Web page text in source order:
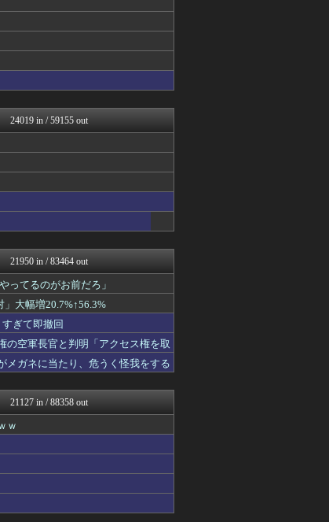
イエット速報＠2ちゃんね...
ジタルニューススレッド
ニ速
学ニュースnwk
Vtuberまとめるよ～ん
ンテンツ・声優 | ラブ...
速報
んわかMkⅡ
きゅ速(*´ω`*)人(...
【サッカー まとめ】サカラ...
国難にあってもの申す！！
ルファルファモザイク＠ネ...
ーバージョイド！
速報
くモノニュース : 人生...
外の反応スポーツ
んJ PRIDE
みあげチャ～シュ～
わんこーる速報！
ナ速‐女子アナ画像速報
んJミュージアム
ロ速
あ言えばForYou
24019 in / 59155 out
21950 in / 83464 out
ってるのがお前だろ」
大幅増20.7%↑56.3%
ぎて即撤回
の空軍長官と判明「アクセス権を取
メガネに当たり、危うく怪我をする
21127 in / 88358 out
ｗ